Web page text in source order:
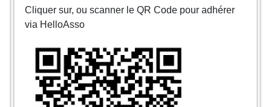
Cliquer sur, ou scanner le QR Code pour adhérer
via HelloAsso